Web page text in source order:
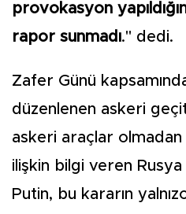
provokasyon
rapor sunmadı." dedi.
Zafer Günü
düzenlenen askeri
askeri araçlar
ilişkin bilgi veren Rusya
Putin, bu kararın